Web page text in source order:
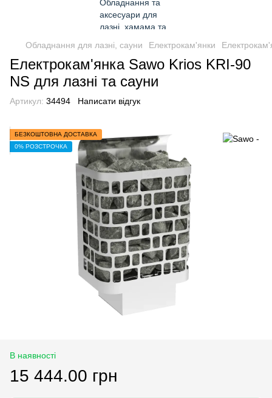
Обладнання для лазні, сауни Електрокам'янки
Електрокам'янка Sawo Krios KRI-90
NS для лазні та сауни
Артикул: 34494 Написати відгук
БЕЗКОШТОВНА ДОСТАВКА
0% РОЗСТРОЧКА
В наявності
15 444.00 грн